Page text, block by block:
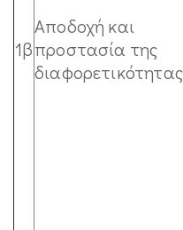
1β
Αποδοχή και
προστασία της
διαφορετικότητας